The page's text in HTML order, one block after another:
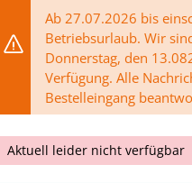
Ab 27.07.2026 bis
Betriebsurlaub. Wir
Donnerstag, den
Verfügung. Alle
Bestelleingang
Aktuell leider nicht verfügbar